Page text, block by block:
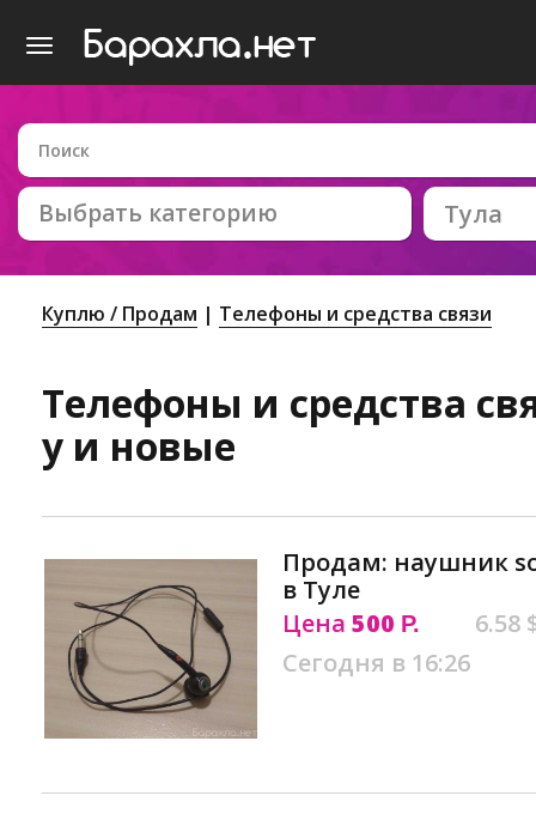
Выбрать категорию Тула
Куплю / Продам Телефоны и средства связи
Телефоны и средства
у и новые
Продам: наушник
в Туле
Цена 500 Р.
6.58
Сегодня в 16:26